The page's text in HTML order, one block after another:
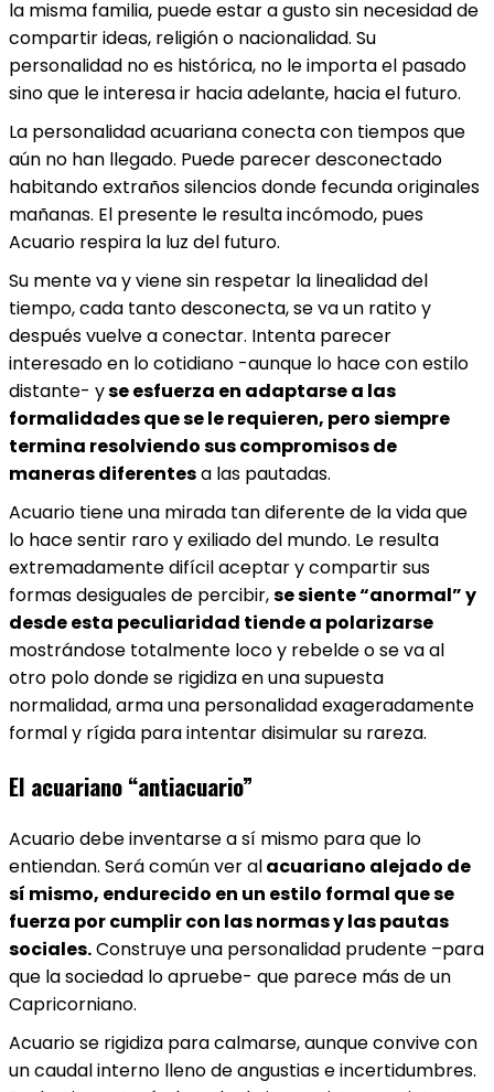
la misma familia, puede estar a gusto sin necesidad de
compartir ideas, religión o nacionalidad. Su
personalidad no es histórica, no le importa el pasado
sino que le interesa ir hacia adelante, hacia el futuro.
La personalidad acuariana conecta con tiempos que
aún no han llegado. Puede parecer desconectado
habitando extraños silencios donde fecunda originales
mañanas. El presente le resulta incómodo, pues
Acuario respira la luz del futuro.
Su mente va y viene sin respetar la linealidad del
tiempo, cada tanto desconecta, se va un ratito y
después vuelve a conectar. Intenta parecer
interesado en lo cotidiano -aunque lo hace con estilo
distante- yse esfuerza en adaptarse a las
formalidades que se le requieren, pero siempre
termina resolviendo sus compromisos de
maneras diferentesa las pautadas.
Acuario tiene una mirada tan diferente de la vida que
lo hace sentir raro y exiliado del mundo. Le resulta
extremadamente difícil aceptar y compartir sus
formas desiguales de percibir,se siente “anormal” y
desde esta peculiaridad tiende a polarizarse
mostrándose totalmente loco y rebelde o se va al
otro polo donde se rigidiza en una supuesta
normalidad, arma una personalidad exageradamente
formal y rígida para intentar disimular su rareza.
El acuariano “antiacuario”​
Acuario debe inventarse a sí mismo para que lo
entiendan. Será común ver alacuariano alejado de
sí mismo, endurecido en un estilo formal que se
fuerza por cumplir con las normas y las pautas
sociales.Construye una personalidad prudente –para
que la sociedad lo apruebe- que parece más de un
Capricorniano.
Acuario se rigidiza para calmarse, aunque convive con
un caudal interno lleno de angustias e incertidumbres.